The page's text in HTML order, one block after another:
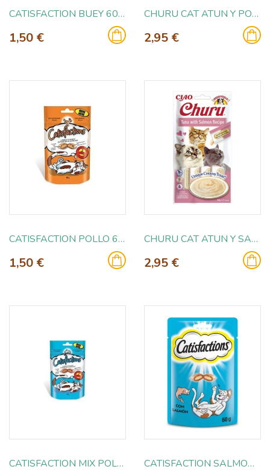
CATISFACTION BUEY 60GR
1,50 €
CHURU CAT ATUN Y POLLO 4X14GR
2,95 €
CATISFACTION POLLO 60GR
1,50 €
CHURU CAT ATUN Y SALMON 4X14GR
2,95 €
CATISFACTION MIX POLLO Y PATO 60GR CATISFACTION SALMON 60GR